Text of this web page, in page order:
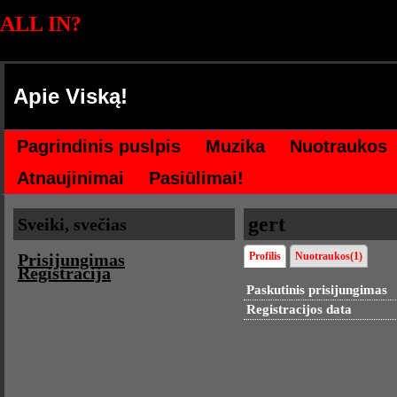
ALL IN?
Apie Viską!
Pagrindinis puslpis Muzika
Nuotraukos
Atnaujinimai
Pasiūlimai!
gert
Profilis Nuotraukos(1)
Paskutinis prisijungimas
Registracijos data
Sveiki, svečias
Prisijungimas
Registracija